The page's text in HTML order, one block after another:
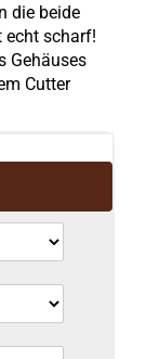
die beide
echt scharf!
Gehäuses
Cutter